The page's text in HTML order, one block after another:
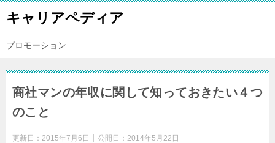
キャリアペディア
プロモーション
商社マンの年収に関して知っておきたい４つ
のこと
更新日： 2015年7月6日 公開日： 2014年5月22日